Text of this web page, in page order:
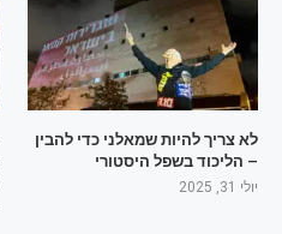
לא צריך להיות שמאלני כדי להבין
– הליכוד בשפל היסטורי
יולי 31, 2025